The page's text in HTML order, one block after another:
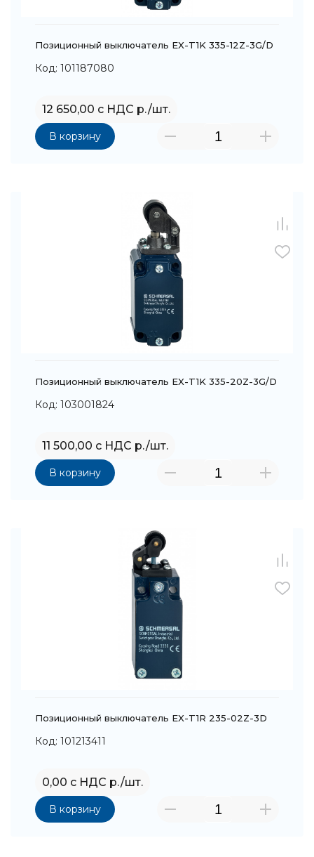
Позиционный выключатель EX-T1K 335-12Z-3G/D
Код: 101187080
12 650,00 с НДС р./шт.
В корзину
Позиционный выключатель EX-T1K 335-20Z-3G/D
Код: 103001824
11 500,00 с НДС р./шт.
В корзину
Позиционный выключатель EX-T1R 235-02Z-3D
Код: 101213411
0,00 с НДС р./шт.
В корзину